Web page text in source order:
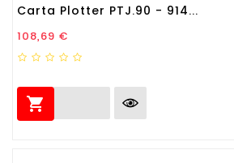
Carta Plotter PTJ.90 - 914...
Prezzo
108,69 €
